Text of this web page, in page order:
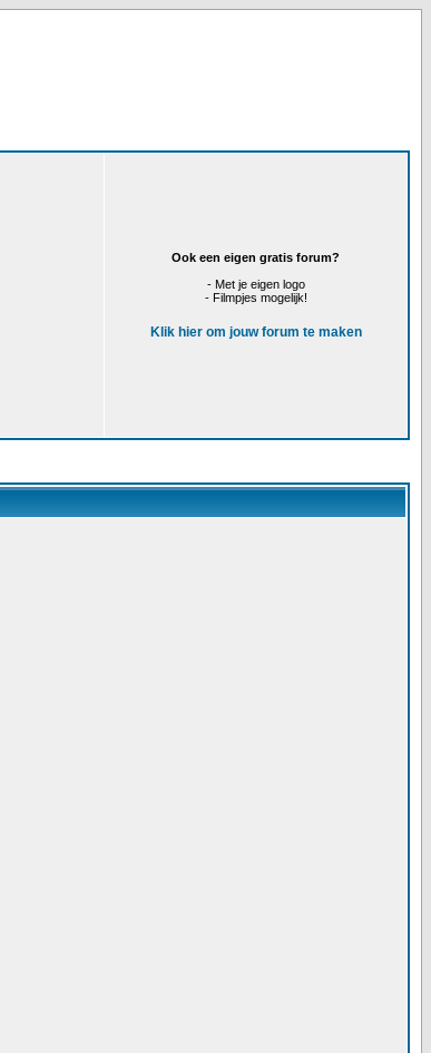
Ook een eigen gratis forum?
- Met je eigen logo
- Filmpjes mogelijk!
Klik hier om jouw forum te maken